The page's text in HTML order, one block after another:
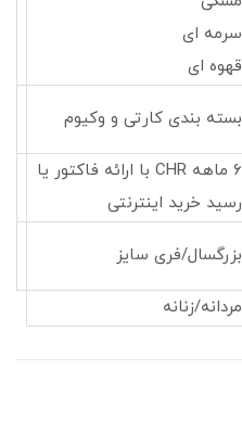
سرمه ای
قهوه ای
بسته بندی کارتی و وکیوم
۶ ماهه CHR با ارائه فاکتور یا
رسید خرید اینترنتی
بزرگسال/فری سایز
مردانه/زنانه